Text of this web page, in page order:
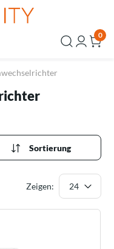
0
Sortierung
Zeigen: